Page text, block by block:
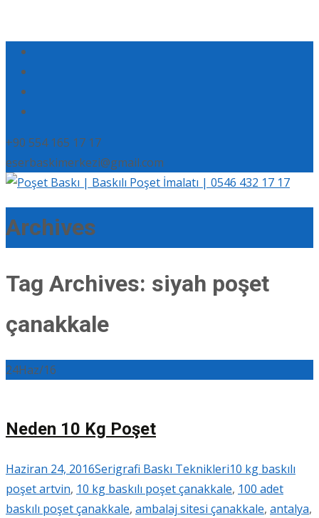
+90 554 165 17 17
eserbaskimerkezi@gmail.com
Archives
Tag Archives: siyah poşet
çanakkale
24Haz/16
Neden 10 Kg Poşet
Haziran 24, 2016Serigrafi Baskı Teknikleri10 kg baskılı
poşet artvin, 10 kg baskılı poşet çanakkale, 100 adet
baskılı poşet çanakkale, ambalaj sitesi çanakkale, antalya,